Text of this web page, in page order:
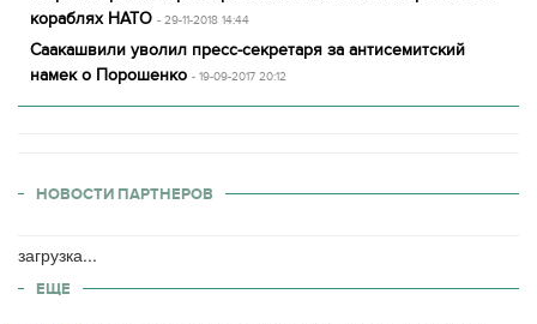
кораблях НАТО - 29-11-2018 14:44
Саакашвили уволил пресс-секретаря за антисемитский
намек о Порошенко - 19-09-2017 20:12
НОВОСТИ ПАРТНЕРОВ
загрузка...
ЕЩЕ